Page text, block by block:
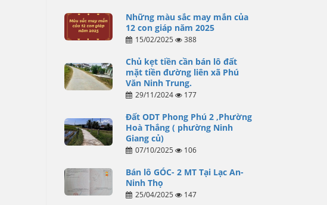
Những màu sắc may mắn của
12 con giáp năm 2025
15/02/2025 388
Chủ kẹt tiền cần bán lô đất
mặt tiền đường liên xã Phú
Văn Ninh Trung.
29/11/2024 177
Đất ODT Phong Phú 2 ,Phường
Hoà Thắng ( phường Ninh
Giang củ)
07/10/2025 106
Bán lô GÓC- 2 MT Tại Lạc An-
Ninh Thọ
25/04/2025 147